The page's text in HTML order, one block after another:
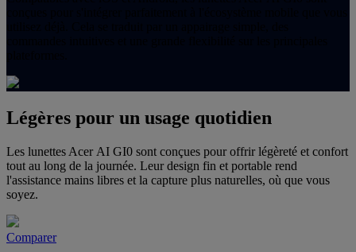
Légères pour un usage quotidien
Les lunettes Acer AI GI0 sont conçues pour offrir légèreté et confort
tout au long de la journée. Leur design fin et portable rend
l'assistance mains libres et la capture plus naturelles, où que vous
soyez.
Comparer